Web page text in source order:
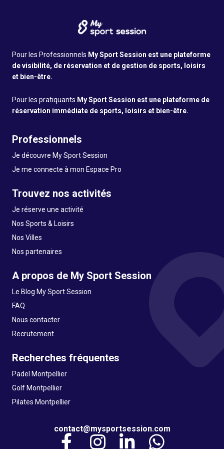
Pour les Professionnels My Sport Session est une plateforme
de visibilité, de réservation et de gestion de sports, loisirs
et bien-être.
Pour les pratiquants My Sport Session est une plateforme de
réservation immédiate de sports, loisirs et bien-être.
Professionnels
Je découvre My Sport Session
Je me connecte à mon Espace Pro
Trouvez nos activités
Je réserve une activité
Nos Sports & Loisirs
Nos Villes
Nos partenaires
A propos de My Sport Session
Le Blog My Sport Session
FAQ
Nous contacter
Recrutement
Recherches fréquentes
Padel Montpellier
Golf Montpellier
Pilates Montpellier
contact@mysportsession.com